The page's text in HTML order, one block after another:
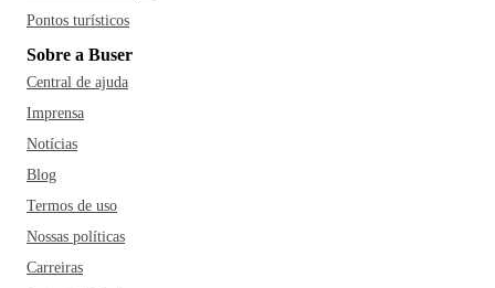
Pontos turísticos
Sobre a Buser
Central de ajuda
Imprensa
Notícias
Blog
Termos de uso
Nossas políticas
Carreiras